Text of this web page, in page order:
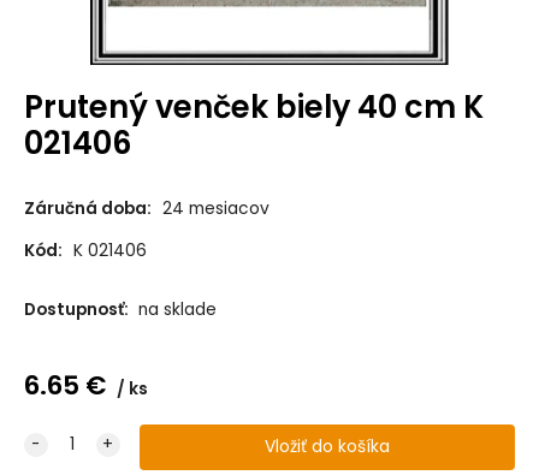
Prutený venček biely 40 cm K
021406
Záručná doba: 24 mesiacov
Kód: K 021406
Dostupnosť: na sklade
6.65 € ks